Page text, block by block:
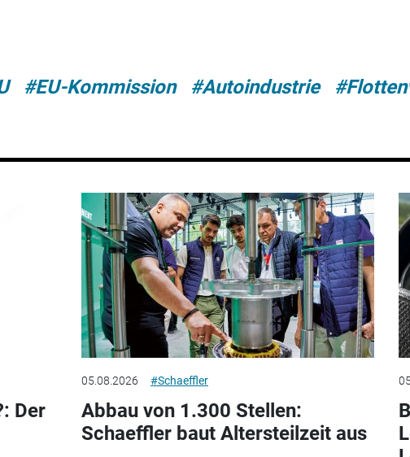
#EU-Kommission #Autoindustrie
Der
05.08.2026 #Schaeffler
Abbau von 1.300 Stellen:
Schaeffler baut Altersteilzeit aus